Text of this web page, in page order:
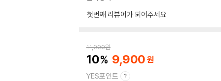
첫번째 리뷰어가 되어주세요
11,000원
10 9,900
YES포인트